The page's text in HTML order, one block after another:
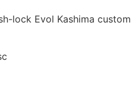
lock Evol Kashima